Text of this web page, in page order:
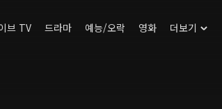
브 TV 드라마 예능/오락 영화 더보기